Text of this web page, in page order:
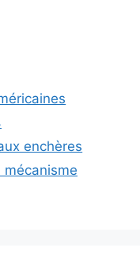
enchères